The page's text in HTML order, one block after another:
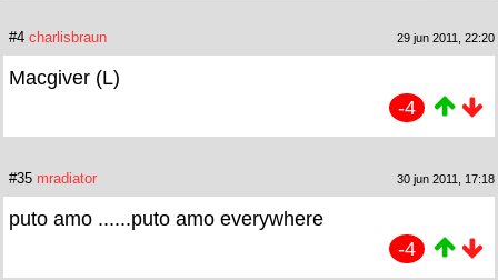
#4 charlisbraun 29 jun 2011, 22:20
Macgiver (L)
-4
#35 mradiator 30 jun 2011, 17:18
puto amo ......puto amo everywhere
-4